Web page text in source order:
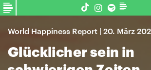
World Happiness Report | 20. März
Glücklicher sein in